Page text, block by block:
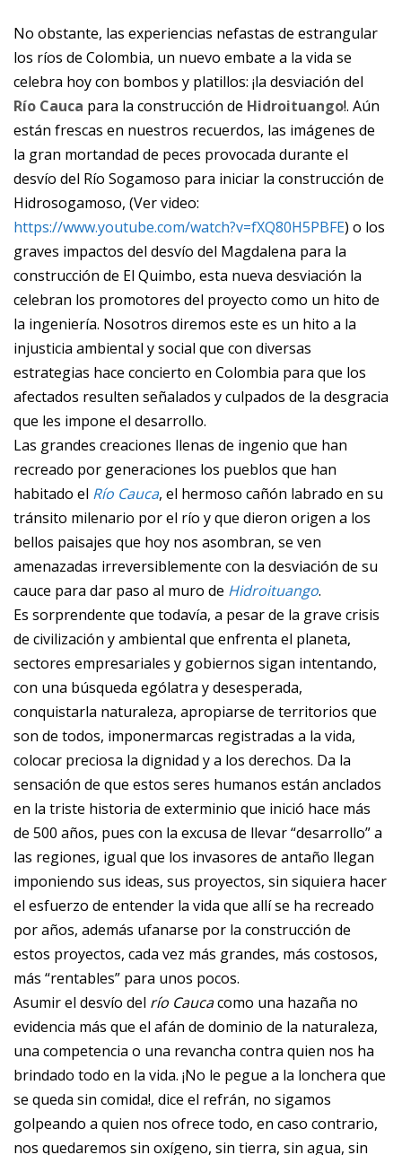
No obstante, las experiencias nefastas de estrangular
los ríos de Colombia, un nuevo embate a la vida se
celebra hoy con bombos y platillos: ¡la desviación del
Río Cauca para la construcción de Hidroituango!. Aún
están frescas en nuestros recuerdos, las imágenes de
la gran mortandad de peces provocada durante el
desvío del Río Sogamoso para iniciar la construcción de
Hidrosogamoso, (Ver video:
https://www.youtube.com/watch?v=fXQ80H5PBFE) o los
graves impactos del desvío del Magdalena para la
construcción de El Quimbo, esta nueva desviación la
celebran los promotores del proyecto como un hito de
la ingeniería. Nosotros diremos este es un hito a la
injusticia ambiental y social que con diversas
estrategias hace concierto en Colombia para que los
afectados resulten señalados y culpados de la desgracia
que les impone el desarrollo.
Las grandes creaciones llenas de ingenio que han
recreado por generaciones los pueblos que han
habitado el Río Cauca, el hermoso cañón labrado en su
tránsito milenario por el río y que dieron origen a los
bellos paisajes que hoy nos asombran, se ven
amenazadas irreversiblemente con la desviación de su
cauce para dar paso al muro de Hidroituango.
Es sorprendente que todavía, a pesar de la grave crisis
de civilización y ambiental que enfrenta el planeta,
sectores empresariales y gobiernos sigan intentando,
con una búsqueda ególatra y desesperada,
conquistarla naturaleza, apropiarse de territorios que
son de todos, imponermarcas registradas a la vida,
colocar preciosa la dignidad y a los derechos. Da la
sensación de que estos seres humanos están anclados
en la triste historia de exterminio que inició hace más
de 500 años, pues con la excusa de llevar “desarrollo” a
las regiones, igual que los invasores de antaño llegan
imponiendo sus ideas, sus proyectos, sin siquiera hacer
el esfuerzo de entender la vida que allí se ha recreado
por años, además ufanarse por la construcción de
estos proyectos, cada vez más grandes, más costosos,
más “rentables” para unos pocos.
Asumir el desvío del río Caucacomo una hazaña no
evidencia más que el afán de dominio de la naturaleza,
una competencia o una revancha contra quien nos ha
brindado todo en la vida. ¡No le pegue a la lonchera que
se queda sin comida!, dice el refrán, no sigamos
golpeando a quien nos ofrece todo, en caso contrario,
nos quedaremos sin oxígeno, sin tierra, sin agua, sin